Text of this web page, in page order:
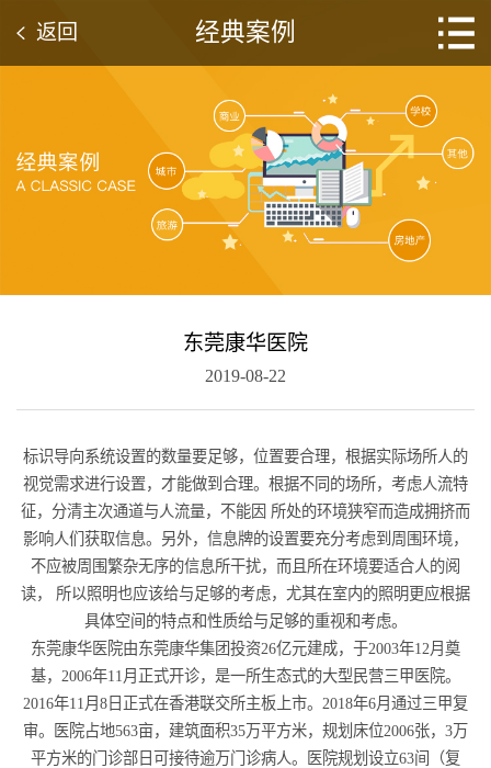
经典案例
返回
东莞康华医院
2019-08-22
标识导向系统设置的数量要足够，位置要合理，根据实际场所人的
视觉需求进行设置，才能做到合理。根据不同的场所，考虑人流特
征，分清主次通道与人流量，不能因 所处的环境狭窄而造成拥挤而
影响人们获取信息。另外，信息牌的设置要充分考虑到周围环境，
不应被周围繁杂无序的信息所干扰，而且所在环境要适合人的阅
读， 所以照明也应该给与足够的考虑，尤其在室内的照明更应根据
具体空间的特点和性质给与足够的重视和考虑。
东莞康华医院由东莞康华集团投资26亿元建成，于2003年12月奠
基，2006年11月正式开诊，是一所生态式的大型民营三甲医院。
2016年11月8日正式在香港联交所主板上市。2018年6月通过三甲复
审。医院占地563亩，建筑面积35万平方米，规划床位2006张，3万
平方米的门诊部日可接待逾万门诊病人。医院规划设立63间（复